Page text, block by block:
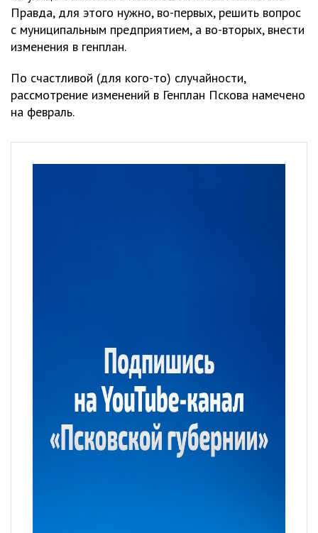
Правда, для этого нужно, во-первых, решить вопрос
с муниципальным предприятием, а во-вторых, внести
изменения в генплан.
По счастливой (для кого-то) случайности,
рассмотрение изменений в Генплан Пскова намечено
на февраль.